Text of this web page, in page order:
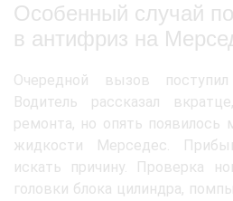
Особенный случай
в антифриз на
Очередной вызов
Водитель рассказал
ремонта, но опять
жидкости Мерседес.
искать причину. Проверка
головки блока цилиндра,